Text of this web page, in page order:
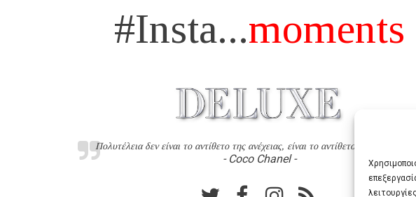
#Insta...moments
Πολυτέλεια δεν είναι το αντίθετο της ανέχειας, είναι το αντίθετο της
- Coco Chanel -